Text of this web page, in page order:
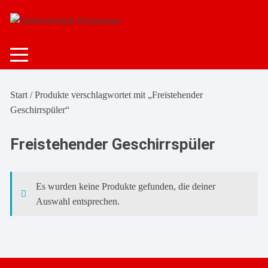
Inhalt
Start / Produkte verschlagwortet mit „Freistehender
Geschirrspüler“
Freistehender Geschirrspüler
Es wurden keine Produkte gefunden, die deiner
Auswahl entsprechen.